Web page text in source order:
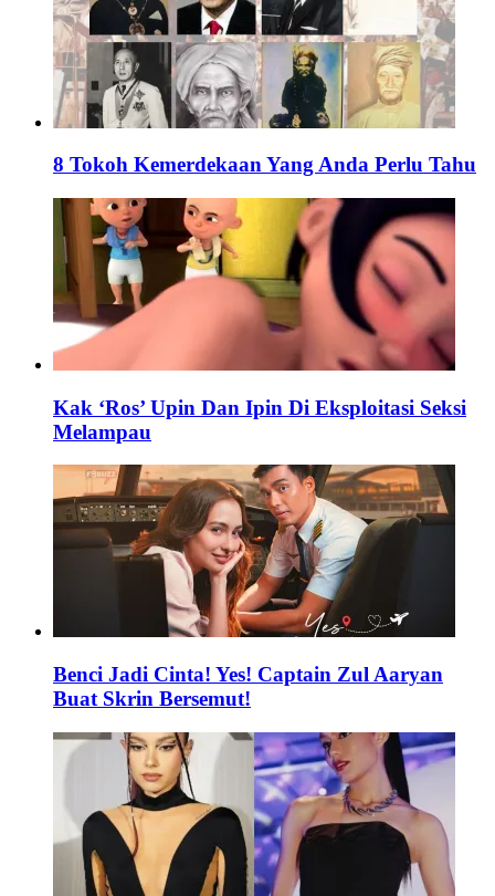
8 Tokoh Kemerdekaan Yang Anda Perlu Tahu
Kak ‘Ros’ Upin Dan Ipin Di Eksploitasi Seksi
Melampau
Benci Jadi Cinta! Yes! Captain Zul Aaryan
Buat Skrin Bersemut!